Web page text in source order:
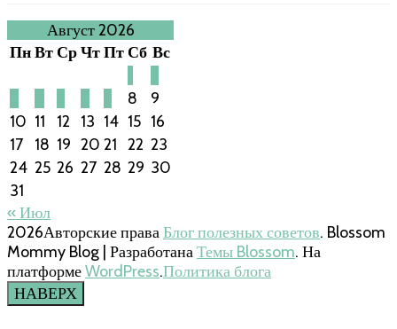
Август 2026
ПнВтСрЧтПтСб Вс
8
9
10 11 12 13 14 15 16
17
18 19 20 21 22 23
24 25 26 27 28 29 30
31
« Июл
2026Авторские праваБлог полезных советов. Blossom
Mommy Blog | РазработанаТемы Blossom. На
платформеWordPress.Политика блога
НАВЕРХ